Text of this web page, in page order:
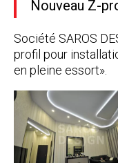
Nouveau Z-
Société SAROS
profil pour
en pleine essort».